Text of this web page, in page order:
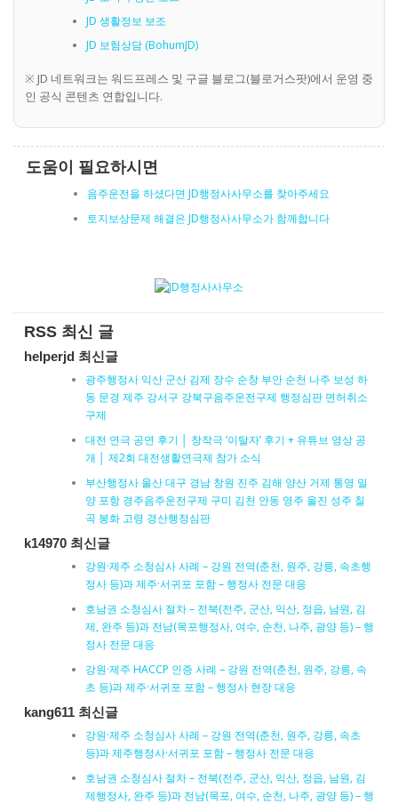
JD 생활정보 보조
JD 보험상담 (BohumJD)
※ JD 네트워크는 워드프레스 및 구글 블로그(블로거스팟)에서 운영 중
인 공식 콘텐츠 연합입니다.
도움이 필요하시면
음주운전을 하셨다면 JD행정사사무소를 찾아주세요
토지보상문제 해결은 JD행정사사무소가 함께합니다
RSS 최신 글
helperjd 최신글
광주행정사 익산 군산 김제 장수 순창 부안 순천 나주 보성 하
동 문경 제주 강서구 강북구음주운전구제 행정심판 면허취소
구제
대전 연극 공연 후기 │ 창작극 ‘이탈자’ 후기 + 유튜브 영상 공
개 │ 제2회 대전생활연극제 참가 소식
부산행정사 울산 대구 경남 창원 진주 김해 양산 거제 통영 밀
양 포항 경주음주운전구제 구미 김천 안동 영주 울진 성주 칠
곡 봉화 고령 경산행정심판
k14970 최신글
강원·제주 소청심사 사례 – 강원 전역(춘천, 원주, 강릉, 속초행
정사 등)과 제주·서귀포 포함 – 행정사 전문 대응
호남권 소청심사 절차 – 전북(전주, 군산, 익산, 정읍, 남원, 김
제, 완주 등)과 전남(목포행정사, 여수, 순천, 나주, 광양 등) – 행
정사 전문 대응
강원·제주 HACCP 인증 사례 – 강원 전역(춘천, 원주, 강릉, 속
초 등)과 제주·서귀포 포함 – 행정사 현장 대응
kang611 최신글
강원·제주 소청심사 사례 – 강원 전역(춘천, 원주, 강릉, 속초
등)과 제주행정사·서귀포 포함 – 행정사 전문 대응
호남권 소청심사 절차 – 전북(전주, 군산, 익산, 정읍, 남원, 김
제행정사, 완주 등)과 전남(목포, 여수, 순천, 나주, 광양 등) – 행